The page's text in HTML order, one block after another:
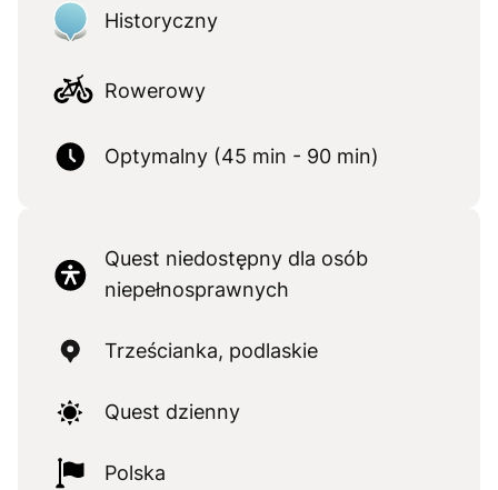
Historyczny
Rowerowy
Optymalny (45 min - 90 min)
Quest niedostępny dla osób
niepełnosprawnych
Trześcianka, podlaskie
Quest dzienny
Polska